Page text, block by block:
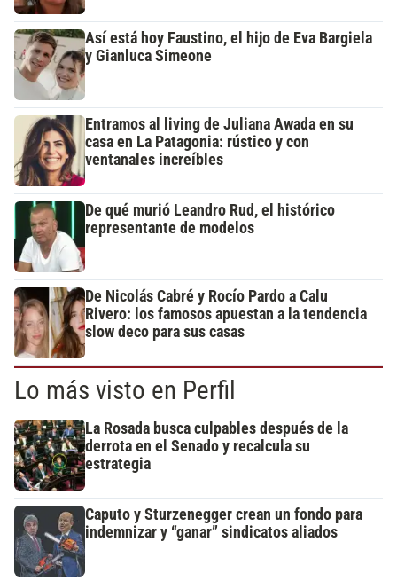
Así está hoy Faustino, el hijo de Eva Bargiela
y Gianluca Simeone
Entramos al living de Juliana Awada en su
casa en La Patagonia: rústico y con
ventanales increíbles
De qué murió Leandro Rud, el histórico
representante de modelos
De Nicolás Cabré y Rocío Pardo a Calu
Rivero: los famosos apuestan a la tendencia
slow deco para sus casas
Lo más visto en Perfil
La Rosada busca culpables después de la
derrota en el Senado y recalcula su
estrategia
Caputo y Sturzenegger crean un fondo para
indemnizar y “ganar” sindicatos aliados